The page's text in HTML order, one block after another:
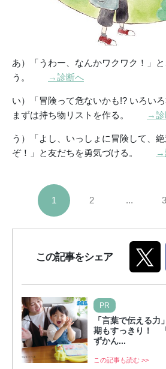
あ）「うわー、なんかワクワク！」
う。
→診断へ
い）「冒険って危ないかも!? いろい
まずは持ち物リストを作る。
→診
う）「よし、いっしょに冒険して、
ぞ！」と友だちを勇気づける。
→
1 2 ...
この記事をシェア
PR
「言葉で伝える力
期もすっきり！
ずかん...
この記事も読む >>